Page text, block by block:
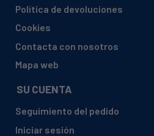
BALAY, 3WG2532/01
BALAY, 3WG2532/02
BALAY, 3WG2532/03
BALAY, 3WG2534/01
BALAY, 3WG2534/02
BALAY, 3WG2534/03
BALAY, 3WG2534E/01
Política de devoluciones
Cookies
Contacta con nosotros
Mapa web
SU CUENTA
Seguimiento del pedido
Iniciar sesión